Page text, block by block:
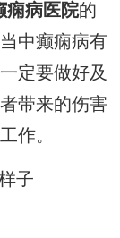
痫病医院的
中癫痫病有
定要做好及
带来的伤害
作。